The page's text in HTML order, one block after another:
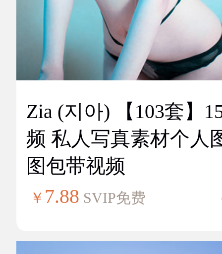
Zia (지아) 【103套】151视
频 私人写真素材个人
图包带视频
￥ 7.88 SVIP免费